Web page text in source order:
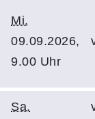
Mi.
09.09.2026,
9.00 Uhr
Sa.